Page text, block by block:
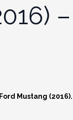
Mustang (2016).